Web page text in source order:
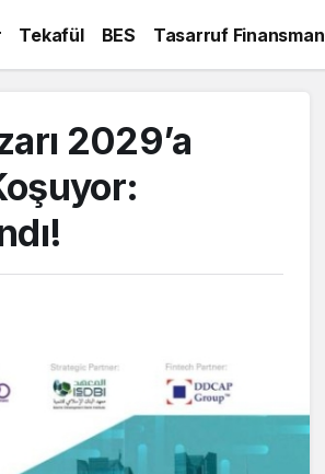
Tekafül BES Tasarruf Finansman
2029’a